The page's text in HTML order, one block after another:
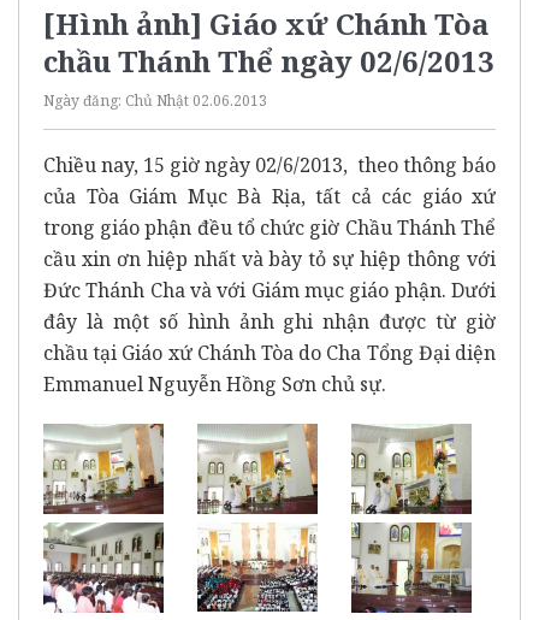
[Hình ảnh] Giáo xứ Chánh Tòa
chầu Thánh Thể ngày 02/6/2013
Ngày đăng: Chủ Nhật 02.06.2013
Chiều nay, 15 giờ ngày 02/6/2013, theo thông báo
của Tòa Giám Mục Bà Rịa, tất cả các giáo xứ
trong giáo phận đều tổ chức giờ Chầu Thánh Thể
cầu xin ơn hiệp nhất và bày tỏ sự hiệp thông với
Đức Thánh Cha và với Giám mục giáo phận. Dưới
đây là một số hình ảnh ghi nhận được từ giờ
chầu tại Giáo xứ Chánh Tòa do Cha Tổng Đại diện
Emmanuel Nguyễn Hồng Sơn chủ sự.